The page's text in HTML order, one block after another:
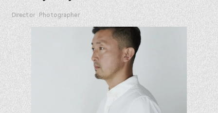
Director Photographer